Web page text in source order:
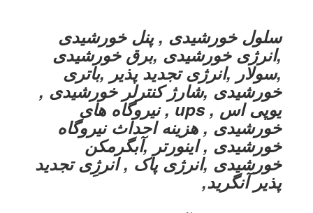
سلول خورشیدی , پنل خورشیدی
,انرژی خورشیدی ,برق خورشیدی
,سولار ,انرژی تجدید پذیر ,باتری
خورشیدی ,شارژ کنترلر خورشیدی ,
یوپی اس , ups , نیروگاه های
خورشیدی , هزینه احداث نیروگاه
خورشیدی , اینورتر ,آبگرمکن
خورشیدی ,انرژی پاک , انرژِی تجدید
پذیر آنگرید,